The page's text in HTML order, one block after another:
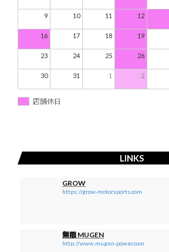
9 10 11 12
16 17 18 19
23 24 25 26
30 31 1 2
店舗休日
LINKS
GROW
https://grow-motorsports.com
無限 MUGEN
http://www.mugen-power.com